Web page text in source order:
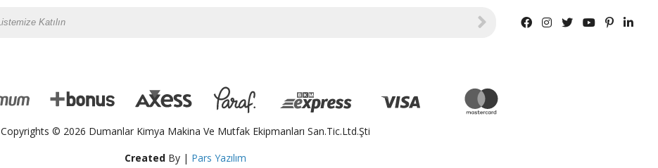
Copyrights © 2026 Dumanlar Kimya Makina Ve Mutfak Ekipmanları San.Tic.Ltd.Şti
CreatedBy | Pars Yazılım